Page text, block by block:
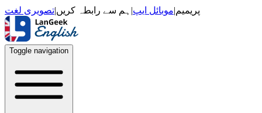
پریمیم|موبائل ایپ| ہم سے رابطہ کریں|تصویری لغت
Toggle navigation